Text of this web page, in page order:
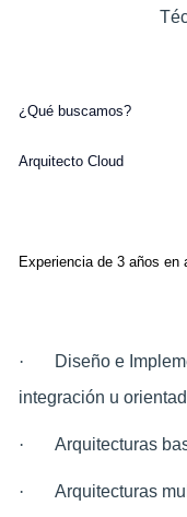
¿Qué buscamos?
Arquitecto Cloud
Experiencia de 3 años en
·
Diseño e
integración u
· Arquitecturas
·
Arquitecturas